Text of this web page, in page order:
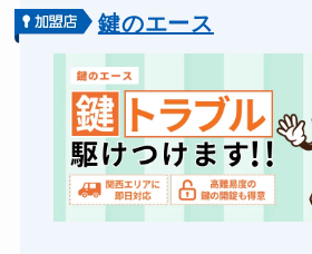
金庫カギ開け
ロッカーカギ開け
ドアノブカギ開け
ドアノブカギ交換
鍵のエース